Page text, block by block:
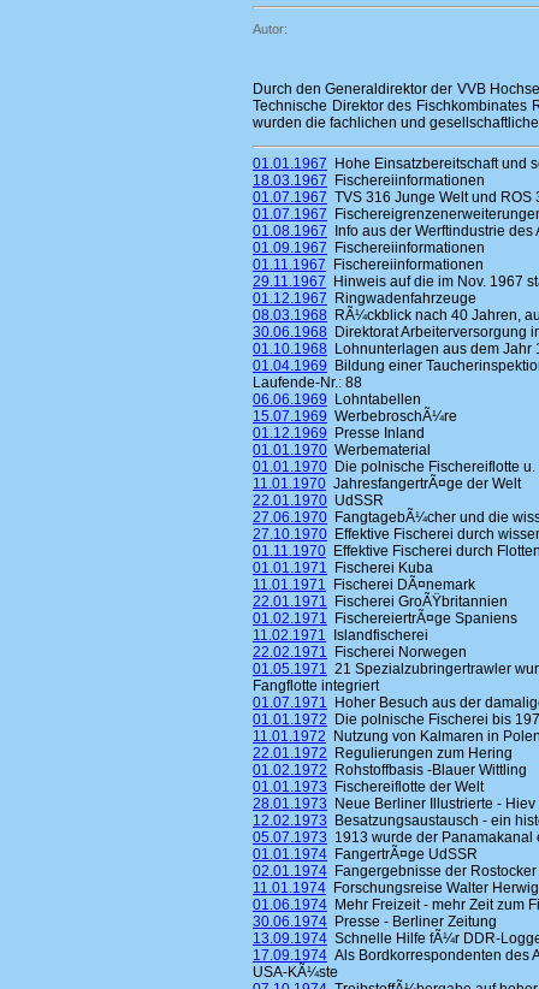
Autor:
Durch den Generaldirektor der VVB
Technische Direktor des Fischkombinates
wurden die fachlichen und
01.01.1967 Hohe Einsatzbereitschaft und
18.03.1967 Fischereiinformationen
01.07.1967 TVS 316 Junge Welt und ROS
01.07.1967
01.08.1967 Info aus der Werftindustrie des
01.09.1967 Fischereiinformationen
01.11.1967 Fischereiinformationen
29.11.1967 Hinweis auf die im Nov. 1967
01.12.1967 Ringwadenfahrzeuge
08.03.1968 RÃ¼ckblick nach 40 Jahren,
30.06.1968 Direktorat Arbeiterversorgung
01.10.1968 Lohnunterlagen aus dem Jahr
01.04.1969 Bildung einer
Laufende-Nr.: 88
06.06.1969 Lohntabellen
15.07.1969 WerbebroschÃ¼re
01.12.1969 Presse Inland
01.01.1970 Werbematerial
01.01.1970 Die polnische Fischereiflotte
11.01.1970 JahresfangertrÃ¤ge der Welt
22.01.1970 UdSSR
27.06.1970 FangtagebÃ¼cher und die
27.10.1970 Effektive Fischerei durch
01.11.1970 Effektive Fischerei durch
01.01.1971 Fischerei Kuba
11.01.1971 Fischerei DÃ¤nemark
22.01.1971 Fischerei GroÃŸbritannien
01.02.1971 FischereiertrÃ¤ge Spaniens
11.02.1971 Islandfischerei
22.02.1971 Fischerei Norwegen
01.05.1971 21 Spezialzubringertrawler
Fangflotte integriert
01.07.1971 Hoher Besuch aus der
01.01.1972 Die polnische Fischerei bis
11.01.1972 Nutzung von Kalmaren in
22.01.1972 Regulierungen zum Hering
01.02.1972 Rohstoffbasis -Blauer Wittling
01.01.1973 Fischereiflotte der Welt
28.01.1973 Neue Berliner Illustrierte - Hiev
12.02.1973 Besatzungsaustausch - ein
05.07.1973 1913 wurde der Panamakanal
01.01.1974 FangertrÃ¤ge UdSSR
02.01.1974 Fangergebnisse der
11.01.1974 Forschungsreise Walter
01.06.1974 Mehr Freizeit - mehr Zeit zum
30.06.1974 Presse - Berliner Zeitung
13.09.1974 Schnelle Hilfe fÃ¼r DDR-
17.09.1974 Als Bordkorrespondenten des
USA-KÃ¼ste